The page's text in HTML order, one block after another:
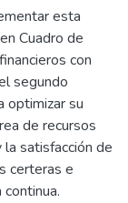
esta
Cuadro de
con
segundo
optimizar su
de recursos
satisfacción de
certeras e